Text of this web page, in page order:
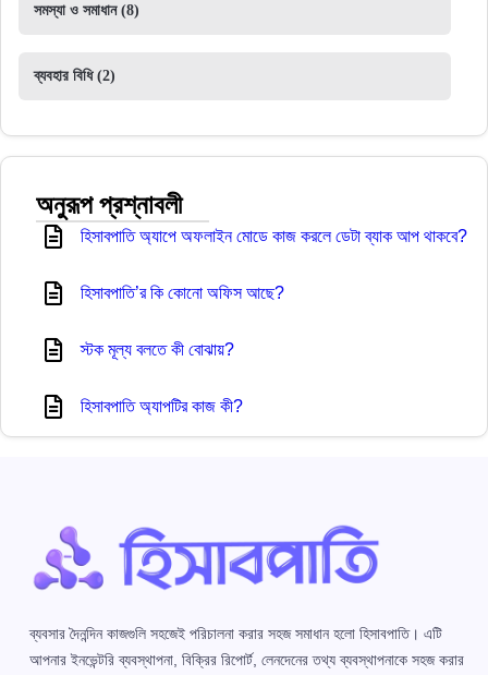
সমস্যা ও সমাধান(8)
ব্যবহার বিধি(2)
অনুরূপ প্রশ্নাবলী
হিসাবপাতি অ্যাপে অফলাইন মোডে কাজ করলে ডেটা ব্যাক আপ থাকবে?
হিসাবপাতি’র কি কোনো অফিস আছে?
স্টক মূল্য বলতে কী বোঝায়?
হিসাবপাতি অ্যাপটির কাজ কী?
ব্যবসার দৈনন্দিন কাজগুলি সহজেই পরিচালনা করার সহজ সমাধান হলো হিসাবপাতি। এটি
আপনার ইনভেন্টরি ব্যবস্থাপনা, বিক্রির রিপোর্ট, লেনদেনের তথ্য ব্যবস্থাপনাকে সহজ করার